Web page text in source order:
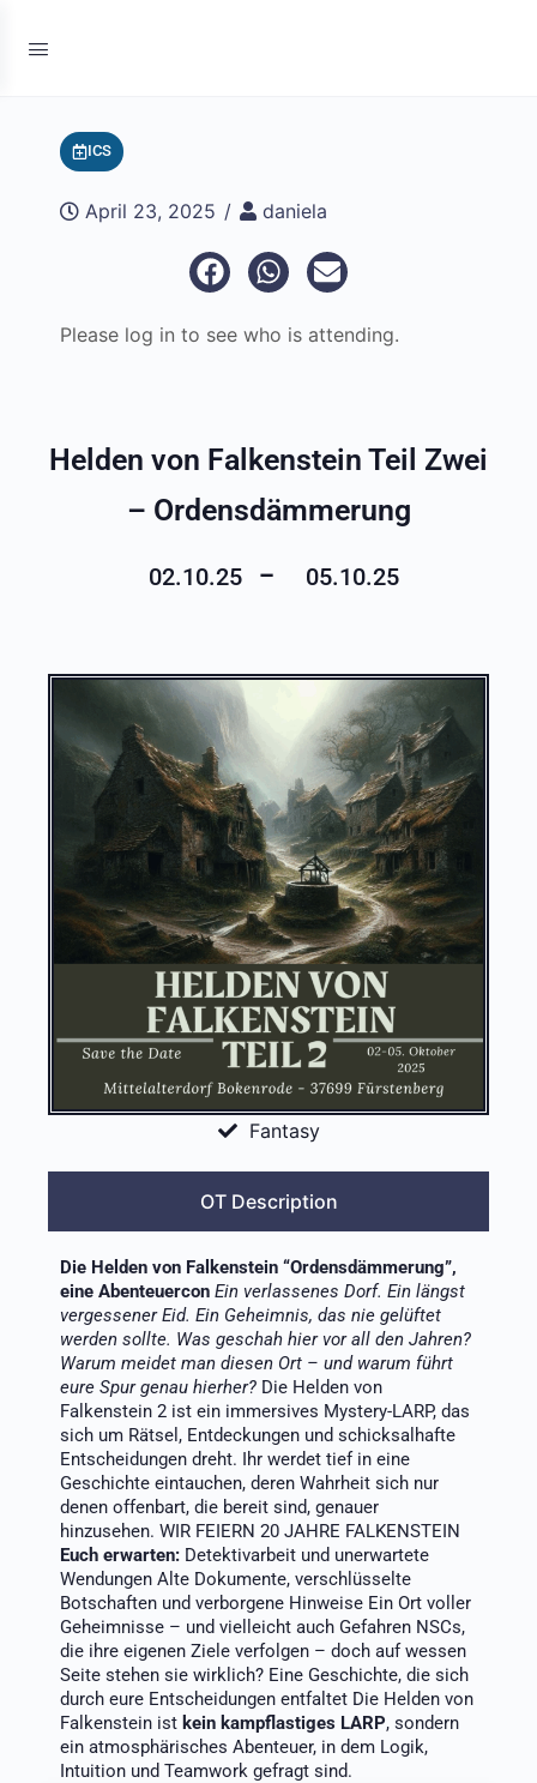
ICS
April 23, 2025 / daniela
Please log in to see who is attending.
Helden von Falkenstein Teil Zwei
– Ordensdämmerung
02.10.25 – 05.10.25
Fantasy
OT Description
Die Helden von Falkenstein “Ordensdämmerung”,
eine Abenteuercon Ein verlassenes Dorf. Ein längst
vergessener Eid. Ein Geheimnis, das nie gelüftet
werden sollte. Was geschah hier vor all den Jahren?
Warum meidet man diesen Ort – und warum führt
eure Spur genau hierher? Die Helden von
Falkenstein 2 ist ein immersives Mystery-LARP, das
sich um Rätsel, Entdeckungen und schicksalhafte
Entscheidungen dreht. Ihr werdet tief in eine
Geschichte eintauchen, deren Wahrheit sich nur
denen offenbart, die bereit sind, genauer
hinzusehen. WIR FEIERN 20 JAHRE FALKENSTEIN
Euch erwarten: Detektivarbeit und unerwartete
Wendungen Alte Dokumente, verschlüsselte
Botschaften und verborgene Hinweise Ein Ort voller
Geheimnisse – und vielleicht auch Gefahren NSCs,
die ihre eigenen Ziele verfolgen – doch auf wessen
Seite stehen sie wirklich? Eine Geschichte, die sich
durch eure Entscheidungen entfaltet Die Helden von
Falkenstein ist kein kampflastiges LARP, sondern
ein atmosphärisches Abenteuer, in dem Logik,
Intuition und Teamwork gefragt sind.